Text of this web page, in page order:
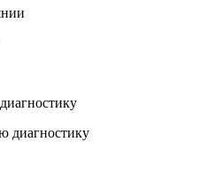
диагностику